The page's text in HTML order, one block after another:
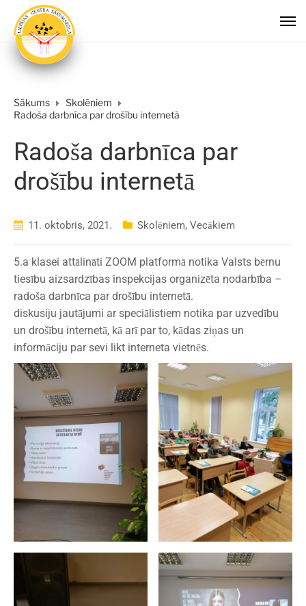
Sākums
Skolēniem
Radoša darbnīca par drošību internetā
Radoša darbnīca par
drošību internetā
11. oktobris, 2021. Skolēniem, Vecākiem
5.a klasei attālināti ZOOM platformā notika Valsts bērnu
tiesību aizsardzības inspekcijas organizēta nodarbība –
radoša darbnīca par drošību internetā.
diskusiju jautājumi ar speciālistiem notika par uzvedību
un drošību internetā, kā arī par to, kādas ziņas un
informāciju par sevi likt interneta vietnēs.